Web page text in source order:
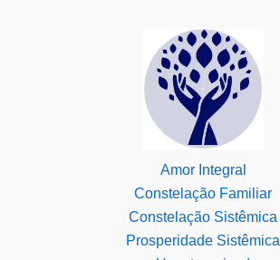
Amor Integral
Constelação Familiar
Constelação Sistêmica
Prosperidade Sistêmica